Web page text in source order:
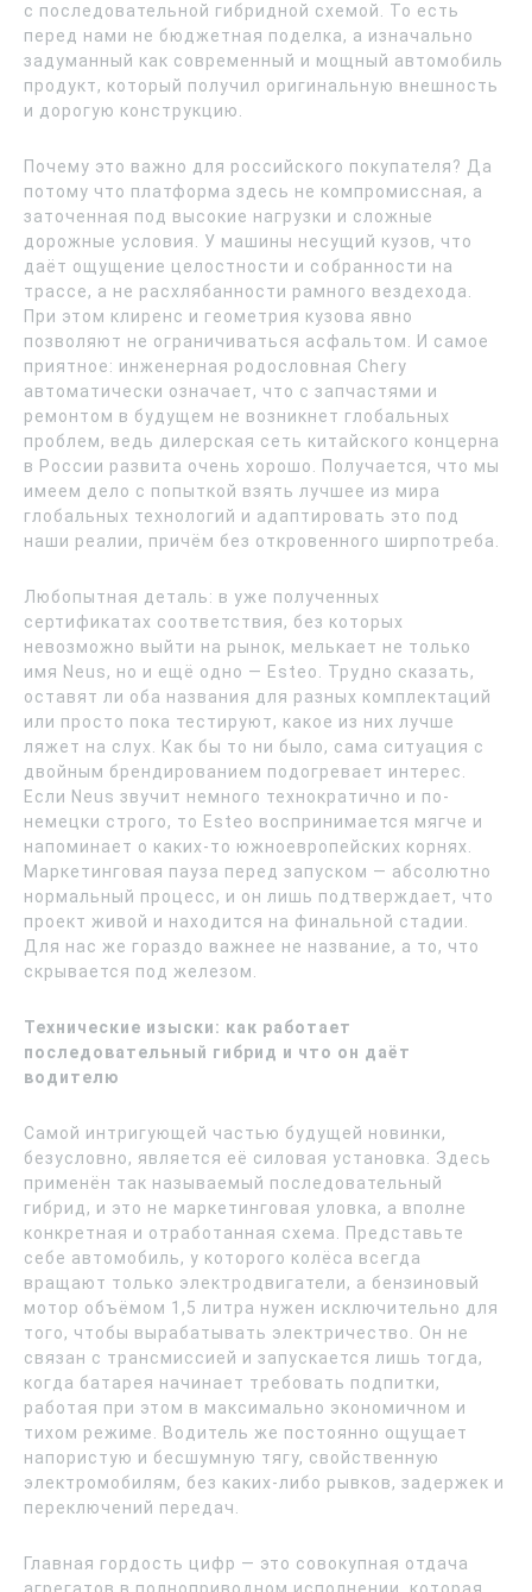
с последовательной гибридной схемой. То есть
перед нами не бюджетная поделка, а изначально
задуманный как современный и мощный автомобиль
продукт, который получил оригинальную внешность
и дорогую конструкцию.
Почему это важно для российского покупателя? Да
потому что платформа здесь не компромиссная, а
заточенная под высокие нагрузки и сложные
дорожные условия. У машины несущий кузов, что
даёт ощущение целостности и собранности на
трассе, а не расхлябанности рамного вездехода.
При этом клиренс и геометрия кузова явно
позволяют не ограничиваться асфальтом. И самое
приятное: инженерная родословная Chery
автоматически означает, что с запчастями и
ремонтом в будущем не возникнет глобальных
проблем, ведь дилерская сеть китайского концерна
в России развита очень хорошо. Получается, что мы
имеем дело с попыткой взять лучшее из мира
глобальных технологий и адаптировать это под
наши реалии, причём без откровенного ширпотреба.
Любопытная деталь: в уже полученных
сертификатах соответствия, без которых
невозможно выйти на рынок, мелькает не только
имя Neus, но и ещё одно — Esteo. Трудно сказать,
оставят ли оба названия для разных комплектаций
или просто пока тестируют, какое из них лучше
ляжет на слух. Как бы то ни было, сама ситуация с
двойным брендированием подогревает интерес.
Если Neus звучит немного технократично и по-
немецки строго, то Esteo воспринимается мягче и
напоминает о каких-то южноевропейских корнях.
Маркетинговая пауза перед запуском — абсолютно
нормальный процесс, и он лишь подтверждает, что
проект живой и находится на финальной стадии.
Для нас же гораздо важнее не название, а то, что
скрывается под железом.
Технические изыски: как работает
последовательный гибрид и что он даёт
водителю
Самой интригующей частью будущей новинки,
безусловно, является её силовая установка. Здесь
применён так называемый последовательный
гибрид, и это не маркетинговая уловка, а вполне
конкретная и отработанная схема. Представьте
себе автомобиль, у которого колёса всегда
вращают только электродвигатели, а бензиновый
мотор объёмом 1,5 литра нужен исключительно для
того, чтобы вырабатывать электричество. Он не
связан с трансмиссией и запускается лишь тогда,
когда батарея начинает требовать подпитки,
работая при этом в максимально экономичном и
тихом режиме. Водитель же постоянно ощущает
напористую и бесшумную тягу, свойственную
электромобилям, без каких-либо рывков, задержек и
переключений передач.
Главная гордость цифр — это совокупная отдача